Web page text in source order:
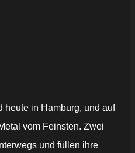
heute in Hamburg, und auf
vom Feinsten. Zwei
und füllen ihre